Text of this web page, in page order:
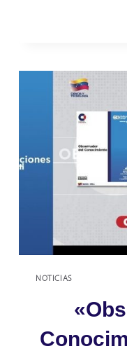
NOTICIAS